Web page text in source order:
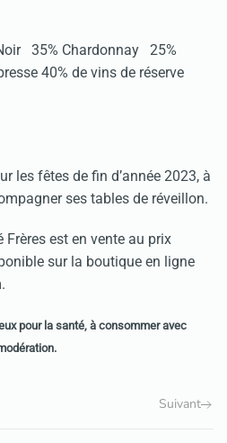
35% Chardonnay 25%
40% de vins de réserve
les fêtes de fin d’année 2023, à
ses tables de réveillon.
est en vente au prix
sur la boutique en ligne
pour la santé, à consommer avec
Suivant